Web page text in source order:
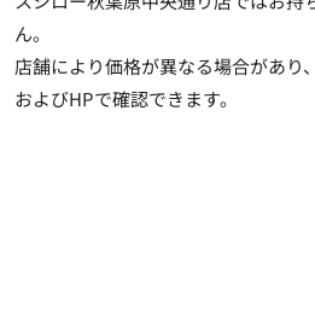
ん。
店舗により価格が異なる場合があり
およびHPで確認できます。